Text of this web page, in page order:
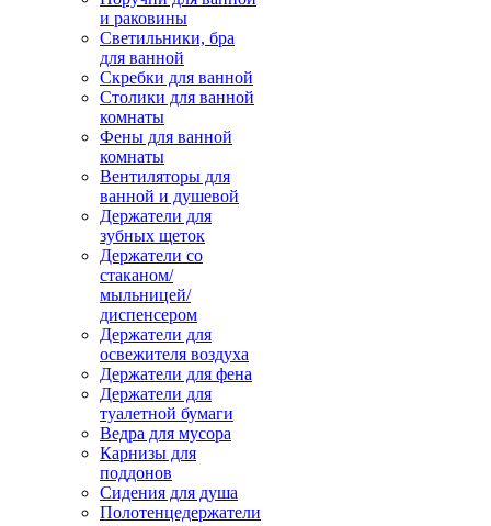
и раковины
Светильники, бра
для ванной
Скребки для ванной
Столики для ванной
комнаты
Фены для ванной
комнаты
Вентиляторы для
ванной и душевой
Держатели для
зубных щеток
Держатели со
стаканом/
мыльницей/
диспенсером
Держатели для
освежителя воздуха
Держатели для фена
Держатели для
туалетной бумаги
Ведра для мусора
Карнизы для
поддонов
Сидения для душа
Полотенцедержатели